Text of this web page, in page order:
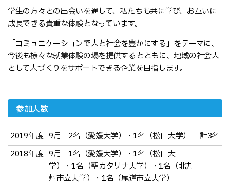
学生の方々との出会いを通して、私たちも共に学び、お互いに
成長できる貴重な体験となっています。
「コミュニケーションで人と社会を豊かにする」をテーマに、
今後も様々な就業体験の場を提供するとともに、地域の社会人
として人づくりをサポートできる企業を目指します。
参加人数
2019年度 9月 2名（愛媛大学）・1名（松山大学）
計3名
2018年度 9月 1名（愛媛大学）・1名（松山大
学）・1名（聖カタリナ大学）・1名（北九
州市立大学）・1名（尾道市立大学）